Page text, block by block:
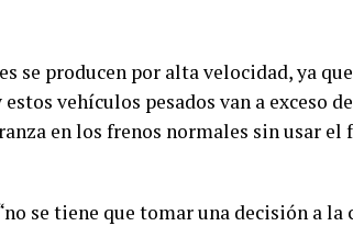
se producen por alta velocidad, ya
vehículos pesados van a exceso
en los frenos normales sin usar el
se tiene que tomar una decisión a la